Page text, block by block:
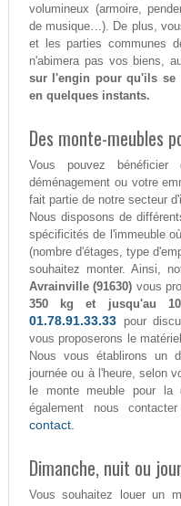
volumineux (armoire,
de musique…). De plus,
et les parties communes
n'abimera pas vos biens,
sur l'engin pour qu'ils se
en quelques instants.
Des monte-meubles
Vous pouvez bénéficier
déménagement ou votre
fait partie de notre secteur
Nous disposons de
spécificités de l'immeuble
(nombre d'étages, type
souhaitez monter. Ainsi,
Avrainville (91630) vous
350 kg et jusqu'au
01.78.91.33.33pour
vous proposerons le
Nous vous établirons un
journée ou à l'heure, selon
le monte meuble pour
également nous
contact.
Dimanche, nuit ou
Vous souhaitez louer un